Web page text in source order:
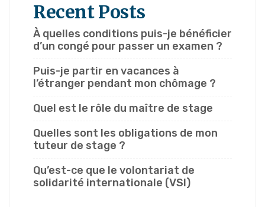
Recent Posts
À quelles conditions puis-je bénéficier
d’un congé pour passer un examen ?
Puis-je partir en vacances à
l’étranger pendant mon chômage ?
Quel est le rôle du maître de stage
Quelles sont les obligations de mon
tuteur de stage ?
Qu’est-ce que le volontariat de
solidarité internationale (VSI)